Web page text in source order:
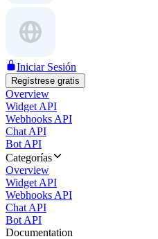
Iniciar Sesión
Regístrese gratis
Overview
Widget API
Webhooks API
Chat API
Bot API
Categorías
Overview
Widget API
Webhooks API
Chat API
Bot API
Documentation